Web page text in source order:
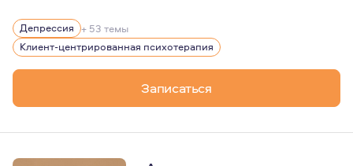
Есть образование спортивного психолога, сам всю
Депрессия + 53 темы
Клиент-центрированная психотерапия
Записаться